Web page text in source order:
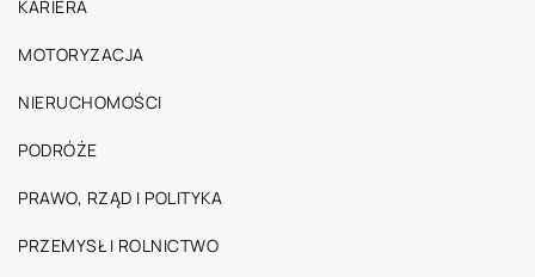
KARIERA
MOTORYZACJA
NIERUCHOMOŚCI
PODRÓŻE
PRAWO, RZĄD I POLITYKA
PRZEMYSŁ I ROLNICTWO